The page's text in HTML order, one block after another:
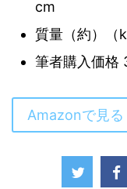
cm
質量（約）（
筆者購入価格
Amazonで見る